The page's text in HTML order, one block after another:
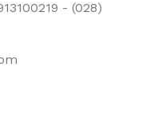
- (028)